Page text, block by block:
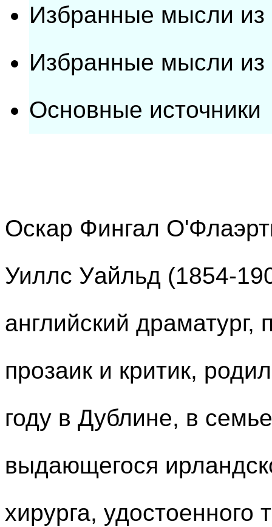
Избранные мысли из
Избранные мысли из
Основные источники
Оскар Фингал
Уиллс Уайльд (1854-
английский драматург,
прозаик и критик,
году в Дублине, в семье
выдающегося
хирурга, удостоенного